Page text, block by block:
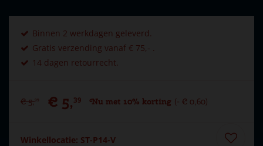
Binnen 2 werkdagen geleverd.
Gratis verzending vanaf € 75,- .
14 dagen retourrecht.
€ 5,99 € 5,39 Nu met 10% korting € 0,60
Winkellocatie: ST-P14-V